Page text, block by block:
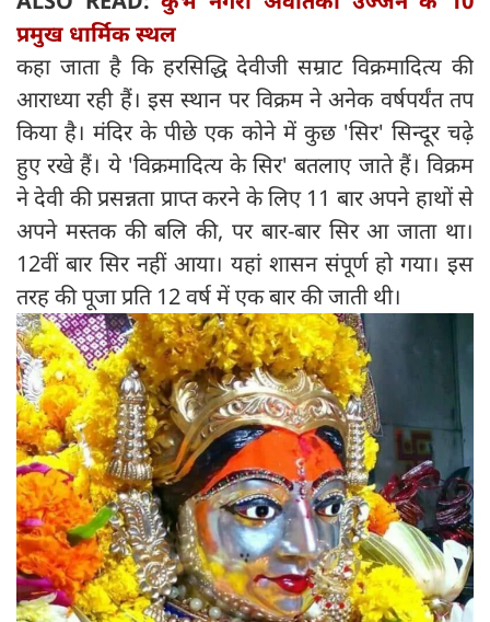
प्रमुख धार्मिक स्थल
कहा जाता है कि हरसिद्धि देवीजी सम्राट विक्रमादित्य की
आराध्या रही हैं। इस स्थान पर विक्रम ने अनेक वर्षपर्यंत तप
किया है। मंदिर के पीछे एक कोने में कुछ 'सिर' सिन्दूर चढ़े
हुए रखे हैं। ये 'विक्रमादित्य के सिर' बतलाए जाते हैं। विक्रम
ने देवी की प्रसन्नता प्राप्त करने के लिए 11 बार अपने हाथों से
अपने मस्तक की बलि की, पर बार-बार सिर आ जाता था।
12वीं बार सिर नहीं आया। यहां शासन संपूर्ण हो गया। इस
तरह की पूजा प्रति 12 वर्ष में एक बार की जाती थी।